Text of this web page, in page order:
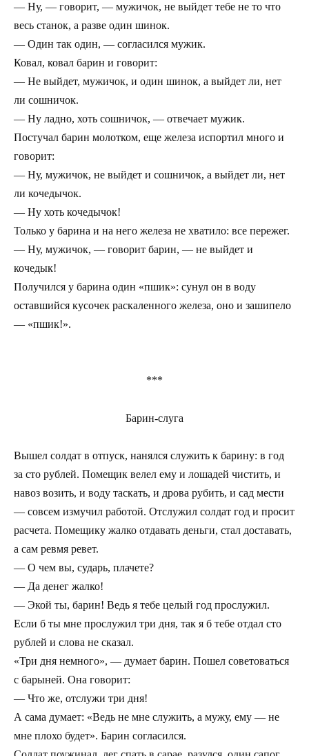
— Ну, — говорит, — мужичок, не выйдет тебе не то что
весь станок, а разве один шинок.
— Один так один, — согласился мужик.
Ковал, ковал барин и говорит:
— Не выйдет, мужичок, и один шинок, а выйдет ли, нет
ли сошничок.
— Ну ладно, хоть сошничок, — отвечает мужик.
Постучал барин молотком, еще железа испортил много и
говорит:
— Ну, мужичок, не выйдет и сошничок, а выйдет ли, нет
ли кочедычок.
— Ну хоть кочедычок!
Только у барина и на него железа не хватило: все пережег.
— Ну, мужичок, — говорит барин, — не выйдет и
кочедык!
Получился у барина один «пшик»: сунул он в воду
оставшийся кусочек раскаленного железа, оно и зашипело
— «пшик!».
***
Барин-слуга
Вышел солдат в отпуск, нанялся служить к барину: в год
за сто рублей. Помещик велел ему и лошадей чистить, и
навоз возить, и воду таскать, и дрова рубить, и сад мести
— совсем измучил работой. Отслужил солдат год и просит
расчета. Помещику жалко отдавать деньги, стал доставать,
а сам ревмя ревет.
— О чем вы, сударь, плачете?
— Да денег жалко!
— Экой ты, барин! Ведь я тебе целый год прослужил.
Если б ты мне прослужил три дня, так я б тебе отдал сто
рублей и слова не сказал.
«Три дня немного», — думает барин. Пошел советоваться
с барыней. Она говорит:
— Что же, отслужи три дня!
А сама думает: «Ведь не мне служить, а мужу, ему — не
мне плохо будет». Барин согласился.